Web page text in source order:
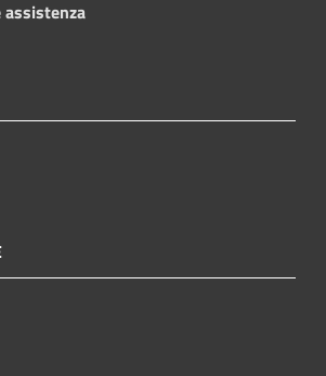
assistenza